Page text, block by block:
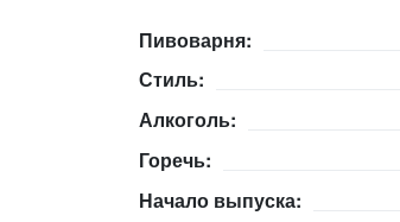
Пивоварня:
Стиль:
Алкоголь:
Горечь:
Начало выпуска: